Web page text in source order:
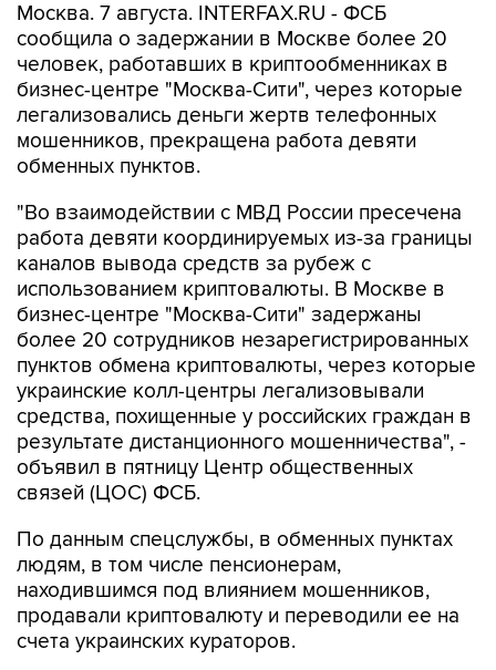
Москва. 7 августа. INTERFAX.RU - ФСБ
сообщила о задержании в Москве более 20
человек, работавших в криптообменниках в
бизнес-центре "Москва-Сити", через которые
легализовались деньги жертв телефонных
мошенников, прекращена работа девяти
обменных пунктов.
"Во взаимодействии с МВД России пресечена
работа девяти координируемых из-за границы
каналов вывода средств за рубеж с
использованием криптовалюты. В Москве в
бизнес-центре "Москва-Сити" задержаны
более 20 сотрудников незарегистрированных
пунктов обмена криптовалюты, через которые
украинские колл-центры легализовывали
средства, похищенные у российских граждан в
результате дистанционного мошенничества", -
объявил в пятницу Центр общественных
связей (ЦОС) ФСБ.
По данным спецслужбы, в обменных пунктах
людям, в том числе пенсионерам,
находившимся под влиянием мошенников,
продавали криптовалюту и переводили ее на
счета украинских кураторов.